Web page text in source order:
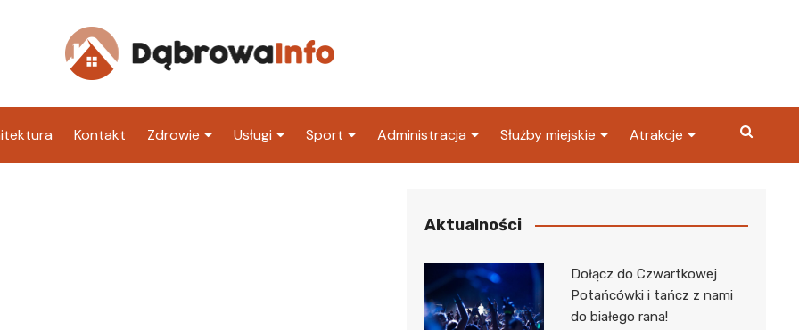
Kontakt Zdrowie Usługi Sport Administracja
Urząd Skarbowy
Służby miejskie
Policja
Atrakcje
Aktualności
Dołącz do Czwartkowej
Potańcówki i tańcz z nami
do białego rana!